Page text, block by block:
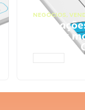
NEGÓCIOS,
Faça
vender
Prompts